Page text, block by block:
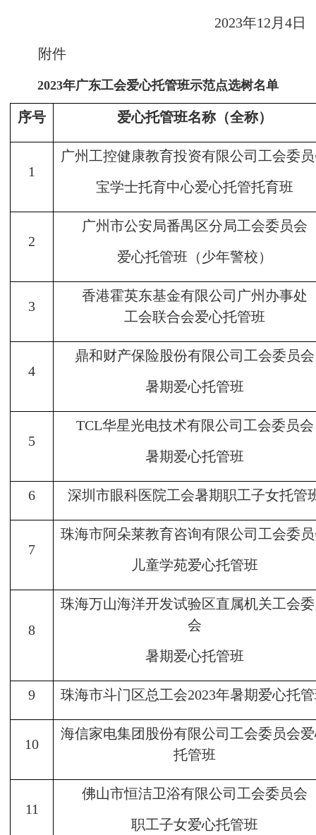
2023年12月4日
附件
2023年广东工会爱心托管班示范点选树名单
序号 爱心托管班名称（全称）
1
广州工控健康教育投资有限公司工会委
宝学士托育中心爱心托管托育班
2
广州市公安局番禺区分局工会委员会
爱心托管班（少年警校）
3
香港霍英东基金有限公司广州办事处
工会联合会爱心托管班
4
鼎和财产保险股份有限公司工会委员会
暑期爱心托管班
5
TCL华星光电技术有限公司工会委员会
暑期爱心托管班
6 深圳市眼科医院工会暑期职工子女托管
7
珠海市阿朵莱教育咨询有限公司工会委
儿童学苑爱心托管班
8
珠海万山海洋开发试验区直属机关工会
会
暑期爱心托管班
9 珠海市斗门区总工会2023年暑期爱心托
10
海信家电集团股份有限公司工会委员会
托管班
11
佛山市恒洁卫浴有限公司工会委员会
职工子女爱心托管班